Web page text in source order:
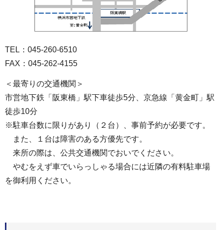
TEL：045-260-6510
FAX：045-262-4155
＜最寄りの交通機関＞
市営地下鉄「阪東橋」駅下車徒歩5分、京急線「黄金町」駅
徒歩10分
※駐車台数に限りがあり（２台）、事前予約が必要です。
また、１台は障害のある方優先です。
来所の際は、公共交通機関でおいでください。
やむをえず車でいらっしゃる場合には近隣の有料駐車場
を御利用ください。